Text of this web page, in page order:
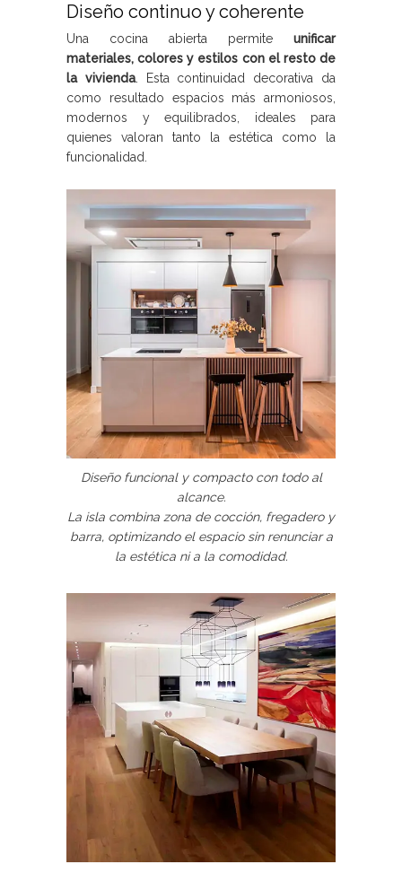
Diseño continuo y coherente
Una cocina abierta permite unificar
materiales, colores y estilos con el resto de
la vivienda. Esta continuidad decorativa da
como resultado espacios más armoniosos,
modernos y equilibrados, ideales para
quienes valoran tanto la estética como la
funcionalidad.
Diseño funcional y compacto con todo al
alcance.
La isla combina zona de cocción, fregadero y
barra, optimizando el espacio sin renunciar a
la estética ni a la comodidad.